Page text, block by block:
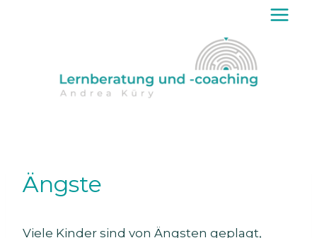
Ängste
Viele Kinder sind von Ängsten geplagt,